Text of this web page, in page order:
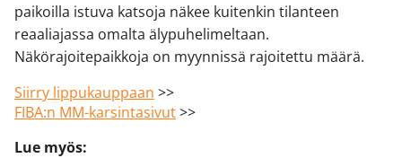
paikoilla istuva katsoja näkee kuitenkin tilanteen
reaaliajassa omalta älypuhelimeltaan.
Näkörajoitepaikkoja on myynnissä rajoitettu määrä.
Siirry lippukauppaan >>
FIBA:n MM-karsintasivut>>
Lue myös: